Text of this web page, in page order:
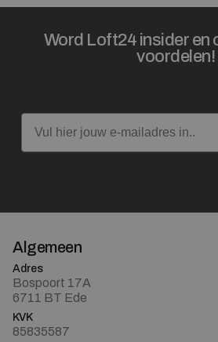
Word Loft24 insider en
voordelen!
Email
Algemeen
Adres
Bospoort 17A
6711 BT Ede
KVK
85835587